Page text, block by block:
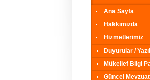
Ana Sayfa
Hakkımızda
Hizmetlerimiz
Duyurular /
Mükellef Bilgi
Güncel Mevzuat